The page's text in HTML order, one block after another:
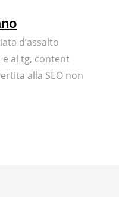
d’assalto
e al tg, content
alla SEO non